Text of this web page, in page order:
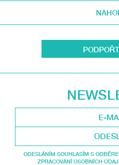
ODESLÁNÍM SOUHLASÍM S
ZPRACOVÁNÍ OSOBNÍCH